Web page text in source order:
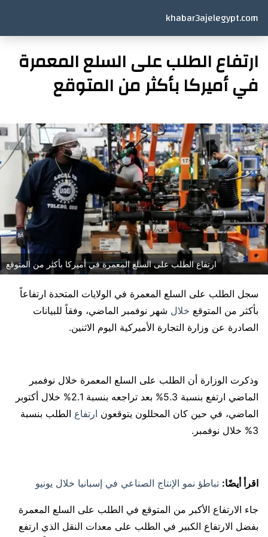
khabar3ajelegypt.com
ارتفاع الطلب على السلع المعمرة
في أميركا بأكثر من المتوقع
ارتفاع الطلب على السلع المعمرة في أميركا بأكثر من المتوقع
سجل الطلب على السلع المعمرة في الولايات المتحدة ارتفاعاً
بأكثر من المتوقع خلال شهر نوفمبر الماضي، وفقاً للبيانات
الصادرة عن وزارة التجارة الأميركية اليوم الاثنين.
وذكرت الوزارة أن الطلب على السلع المعمرة خلال نوفمبر
الماضي ارتفع بنسبة 5.3% بعد تراجعه بنسبة 2.1% خلال أكتوبر
الماضي، في حين كان المحللون يتوقعون ارتفاع الطلب بنسبة
3% خلال نوفمبر.
اقرأ أيضًا: تباطؤ نمو الإنتاج الصناعي في إسبانيا خلال يونيو
جاء الارتفاع الأكبر من المتوقع في الطلب على السلع المعمرة
بفضل الارتفاع الكبير في الطلب على معدات النقل الذي ارتفع